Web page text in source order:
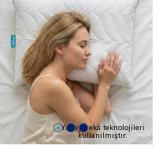
Yapay zekâ teknolojileri
kullanılmıştır.